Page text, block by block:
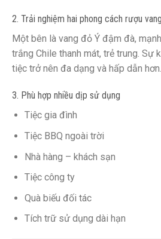
2. Trải nghiệm hai phong cách rượu
Một bên là vang đỏ Ý đậm đà,
trắng Chile thanh mát, trẻ trung. Sự
tiệc trở nên đa dạng và hấp dẫn hơn.
3. Phù hợp nhiều dịp sử dụng
Tiệc gia đình
Tiệc BBQ ngoài trời
Nhà hàng – khách sạn
Tiệc công ty
Quà biếu đối tác
Tích trữ sử dụng dài hạn